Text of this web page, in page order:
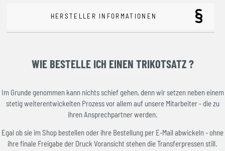
HERSTELLER INFORMATIONEN
WIE BESTELLE ICH EINEN TRIKOTSATZ ?
Im Grunde genommen kann nichts schief gehen, denn wir setzen neben einem
stetig weiterentwickelten Prozess vor allem auf unsere Mitarbeiter - die zu
ihren Ansprechpartner werden.
Egal ob sie im Shop bestellen oder ihre Bestellung per E-Mail abwickeln - ohne
ihre finale Freigabe der Druck Voransicht stehen die Transferpressen still.